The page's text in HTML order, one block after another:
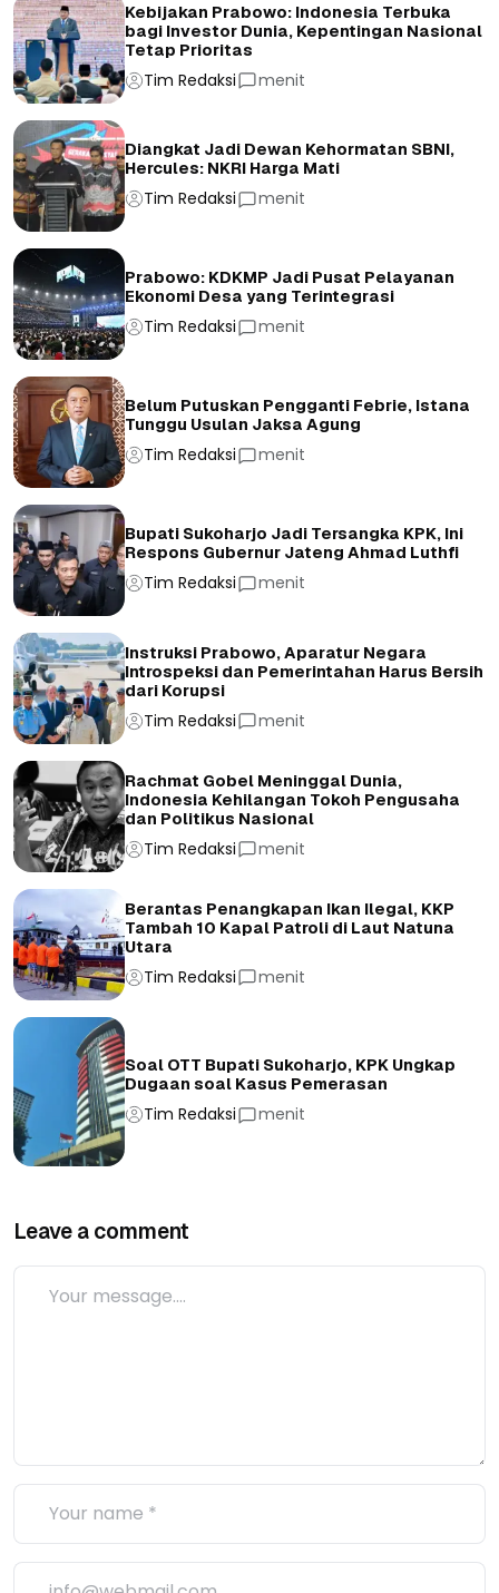
Kebijakan Prabowo: Indonesia Terbuka
bagi Investor Dunia, Kepentingan Nasional
Tetap Prioritas
Tim Redaksi menit
Diangkat Jadi Dewan Kehormatan SBNI,
Hercules: NKRI Harga Mati
Tim Redaksi menit
Prabowo: KDKMP Jadi Pusat Pelayanan
Ekonomi Desa yang Terintegrasi
Tim Redaksi menit
Belum Putuskan Pengganti Febrie, Istana
Tunggu Usulan Jaksa Agung
Tim Redaksi menit
Bupati Sukoharjo Jadi Tersangka KPK, Ini
Respons Gubernur Jateng Ahmad Luthfi
Tim Redaksi menit
Instruksi Prabowo, Aparatur Negara
Introspeksi dan Pemerintahan Harus Bersih
dari Korupsi
Tim Redaksi menit
Rachmat Gobel Meninggal Dunia,
Indonesia Kehilangan Tokoh Pengusaha
dan Politikus Nasional
Tim Redaksi menit
Berantas Penangkapan Ikan Ilegal, KKP
Tambah 10 Kapal Patroli di Laut Natuna
Utara
Tim Redaksi menit
Soal OTT Bupati Sukoharjo, KPK Ungkap
Dugaan soal Kasus Pemerasan
Tim Redaksi menit
Leave a comment